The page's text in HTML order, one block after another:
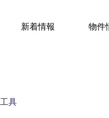
新着情報 物件
工具